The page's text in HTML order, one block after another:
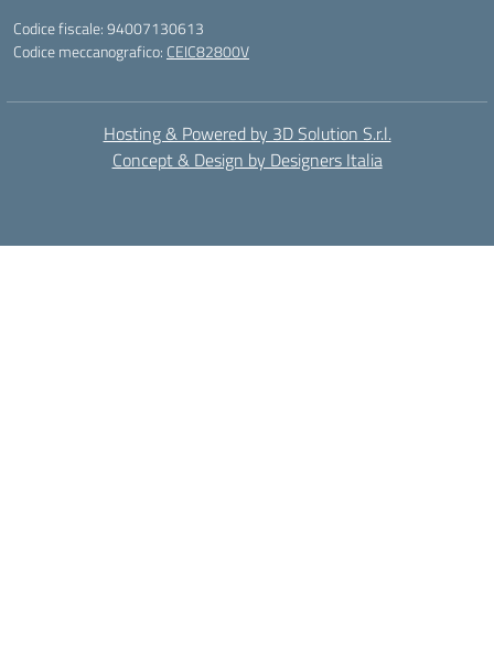
Codice fiscale: 94007130613
Codice meccanografico: CEIC82800V
Hosting & Powered by 3D Solution S.r.l.
Concept & Design by Designers Italia